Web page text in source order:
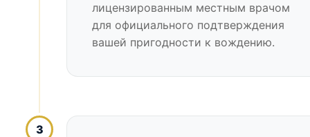
лицензированным местным врачом
для официального подтверждения
вашей пригодности к вождению.
3